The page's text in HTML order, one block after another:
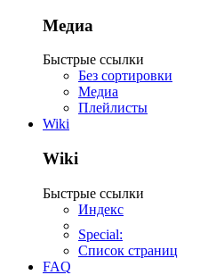
Медиа
Быстрые ссылки
Без сортировки
Медиа
Плейлисты
Wiki
Wiki
Быстрые ссылки
Индекс
Special:
Список страниц
FAQ